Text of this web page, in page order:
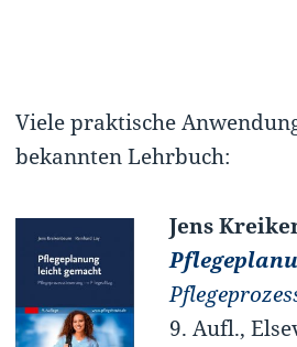
Viele praktische
bekannten Lehrbuch:
Jens
9. Aufl.,